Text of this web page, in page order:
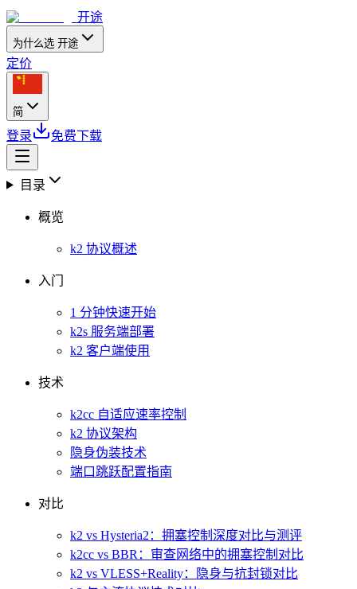
开途
为什么选 开途
定价
简
登录 免费下载
目录
概览
k2 协议概述
入门
1 分钟快速开始
k2s 服务端部署
k2 客户端使用
技术
k2cc 自适应速率控制
k2 协议架构
隐身伪装技术
端口跳跃配置指南
对比
k2 vs Hysteria2：拥塞控制深度对比与测评
k2cc vs BBR：审查网络中的拥塞控制对比
k2 vs VLESS+Reality：隐身与抗封锁对比